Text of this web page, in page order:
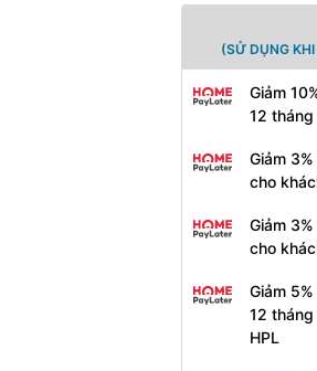
(SỬ DỤNG
Giảm
12
Giảm
cho
Giảm
cho
Giảm
12
HPL